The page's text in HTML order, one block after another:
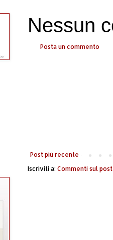
Nessun
Posta un commento
Post più recente
Iscriviti a: Commenti sul